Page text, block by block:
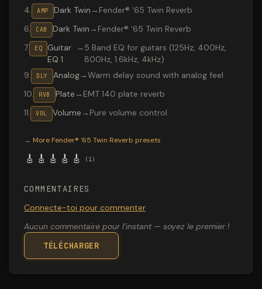
4. AMP Dark Twin → Fender® '65 Twin Reverb
6. CAB Dark Twin → Fender® '65 Twin Reverb
7. EQ
Guitar
EQ 1
→ 5 Band EQ for guitars (125Hz, 400Hz,
800Hz, 1.6kHz, 4kHz)
9. DLY Analog→Warm delay sound with analog feel
10. RVB Plate → EMT 140 plate reverb
11. VOL Volume → Pure volume control
→ More Fender® '65 Twin Reverb presets
🎸 🎸 🎸 🎸 🎸 ( 1 )
COMMENTAIRES
Connecte-toi pour commenter
Aucun commentaire pour l’instant — soyez le premier !
TÉLÉCHARGER